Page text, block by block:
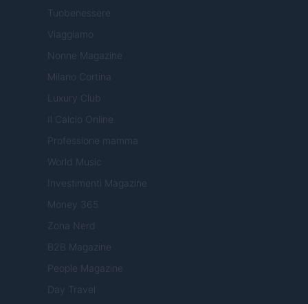
Tuobenessere
Viaggiamo
Nonne Magazine
Milano Cortina
Luxury Club
Il Calcio Online
Professione mamma
World Music
Investimenti Magazine
Money 365
Zona Nerd
B2B Magazine
People Magazine
Day Travel